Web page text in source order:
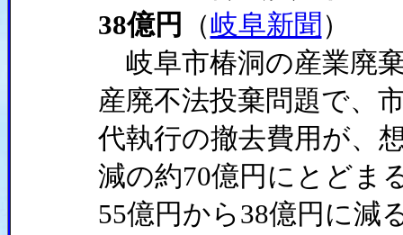
38億円
（岐阜新聞 ）
岐阜市椿洞の産業廃
産廃不法投棄問題で、
代執行の撤去費用が、
減の約70億円にとどま
55億円から38億円に減